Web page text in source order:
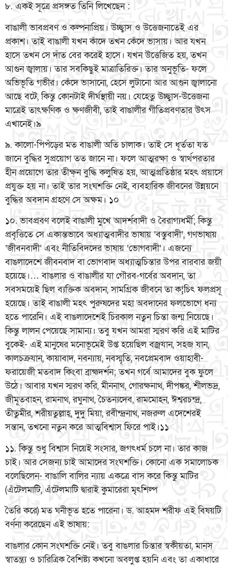
৮. একই সূত্রে প্রসঙ্গত তিনি লিখেছেন :
বাঙালী ভাবপ্রবণ ও কল্পনাপ্রিয়। উচ্ছ্বাস ও উত্তেজনাতেই এর
প্রকাশ। তাই বাঙালী যখন কাঁদে তখন কেঁদে ভাসায়। আর যখন
হাসে তখন সে দাঁত বের করেই হাসে। যখন উত্তেজিত হয়, তখন
আগুন জ্বালায়। তার সবকিছুই মাত্রাতিরিক্ত। তার অনুভূতি- ফলে
অভিভূতি গভীর। কেঁদে ভাসানো, হেসে লুটানো আর আগুন জ্বালানো
আছে বটে, কিন্তু কোনটাই দীর্ঘস্থায়ী নয়। যেহেতু উচ্ছ্বাস-উত্তেজনা
মাত্রেই তাৎক্ষণিক ও ক্ষণজীবী, তাই বাঙালীর গীতিপ্রবণতার উৎস
এখানেই।৯
৯. কালো-পিপঁড়ের মত বাঙালী অতি চালাক। তাই সে ধূর্ততা যত
জানে বুদ্ধির সুপ্রয়োগ তত জানে না। ফলে আত্মরক্ষা ও স্বার্থপরতার
হীন প্রয়োগে তার তীক্ষ্ন বুদ্ধি কলুষিত হয়, আত্মপ্রতিষ্ঠার মহৎ প্রয়াসে
প্রযুক্ত হয় না। তাই তার সংঘশক্তি নেই, ব্যবহারিক জীবনের উন্নয়নে
বুদ্ধির অবদান গ্রহণে সে অক্ষম। ১০
১০. ভাবপ্রবণ বলেই বাঙালী মুখে আদর্শবাদী ও বৈরাগ্যধর্মী; কিন্তু
প্রবৃত্তিতে সে একান্তভাবে অধ্যাত্মবাদীর ভাষায় ‘বস্তুবাদী’, গণভাষায়
‘জীবনবাদী’ এবং নীতিবিদদের ভাষায় ‘ভোগবাদী’। এজন্যে
বাঙলাদেশে জীবনবাদ বা ভোগবাদ অধ্যাত্মচিন্তার উপর বারবার জয়ী
হয়েছে।… বাঙলার ও বাঙালীর যা গৌরব-গর্বের অবদান, তা
সবসময়েই ছিল ব্যক্তিক অবদান, সামগ্রিক জীবনে তা ক¦চিৎ ফলপ্রসূ
হয়েছে। তাই বাঙালী মহৎ পুরুষদের মহা অবদানের ফলভোগে ধন্য
হতে পারেনি। এই বাঙলাদেশেই চিরকাল নতুন চিন্তা জন্ম নিয়েছে।
কিন্তু লালন পেয়েছে সামান্য। তবু যখন আমরা স্মরণ করি এই মাটির
বুকেই- এই মানুষের মনোভূমেই উপ্ত হয়েছিল বজ্রযান, সহজ যান,
কালচক্রযান, কায়াবাদ, নবন্যায়, নবস্মৃতি, নবপ্রেমবাদ ওয়াহাবী-
ফরায়েজী মতবাদ কিংবা ব্রাহ্মদর্শন; তখন গর্বে আমাদের বুক ফুলে
উঠে। আবার যখন স্মরণ করি, মীননাথ, গোরক্ষনাথ, দীপঙ্কর, শীলভদ্র,
জীমূতবাহন, রামনাথ, রঘুনাথ, চৈতন্যদেব, রামমোহন, ঈশ্বরচন্দ্র,
তীতুমীর, শরীয়তুল্লাহ্, দুদু মিয়া, রবীন্দ্রনাথ, নজরুল এদেশেরই
সন্তান, তখনো নতুন করে আত্মবিশ্বাস ফিরে পাই।১১
১১. কিন্তু শুধু বিশ্বাস নিয়েই সংসার, জগৎধর্ম চলে না। তার কাজ
চাই। আর সেজন্য চাই আমাদের সংঘশক্তি। কোনো এক সমালোচক
বলেছিলেন- বাঙালি বালির ন্যায় একত্রে বাস করে কিন্তু মাটির
(এঁটেলমাটি, এঁটেলমাটি দ্বারাই কুমারেরা মৃৎশিল্প
তৈরি করে) মত ঘনীভূত হতে পারেনা। ড. আহমদ শরীফ এই বিষয়টি
বর্ণনা করেছেন এই ভাষায়:
বাঙলার কোন সংঘশক্তি নেই। তবু বাঙলার চিন্তার স্বকীয়তা, মানস
স্বাতন্ত্র্য ও চারিত্রিক বৈশিষ্ট্য কখনো অবলুপ্ত হয়নি এবং তা একাধারে